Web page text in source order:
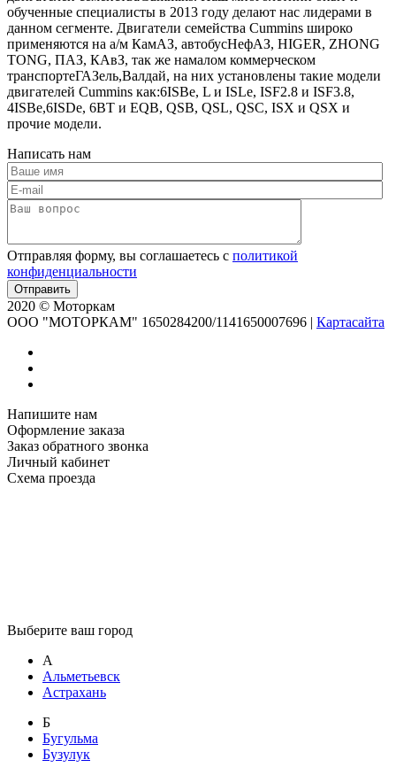
обученные специалисты в 2013 году делают нас лидерами в
данном сегменте. Двигатели семейства Cummins широко
применяются на а/м КамАЗ, автобусНефАЗ, HIGER, ZHONG
TONG, ПАЗ, КАвЗ, так же намалом коммерческом
транспортеГАЗель,Валдай, на них установлены такие модели
двигателей Cummins как:6ISBe, L и ISLe, ISF2.8 и ISF3.8,
4ISBe,6ISDe, 6BT и EQB, QSB, QSL, QSC, ISX и QSX и
прочие модели.
Написать нам
Отправляя форму, вы соглашаетесь с политикой
конфиденциальности
2020 © Моторкам
OOO "МОТОРКАМ" 1650284200/1141650007696 | Картасайта
Напишите нам
Оформление заказа
Заказ обратного звонка
Личный кабинет
Схема проезда
Выберите ваш город
А
Альметьевск
Астрахань
Б
Бугульма
Бузулук